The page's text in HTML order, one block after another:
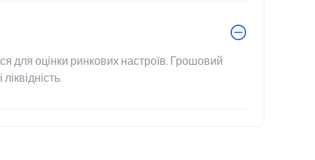
для оцінки ринкових настроїв. Грошовий